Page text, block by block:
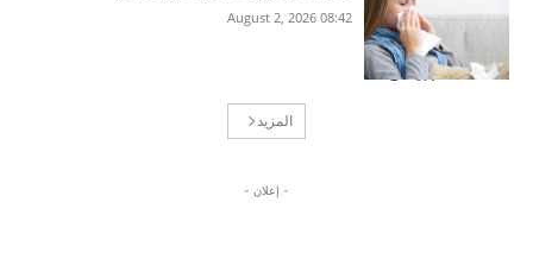
08:42 2026 ,August 2
المزيد
- إعلان -